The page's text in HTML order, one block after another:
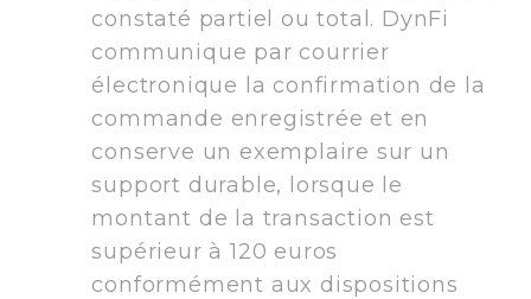
constaté partiel ou total. DynFi
communique par courrier
électronique la confirmation de la
commande enregistrée et en
conserve un exemplaire sur un
support durable, lorsque le
montant de la transaction est
supérieur à 120 euros
conformément aux dispositions